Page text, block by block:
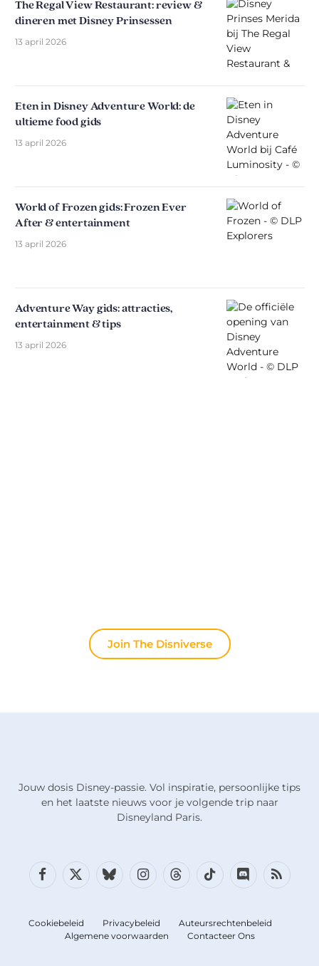
The Regal View Restaurant: review &
dineren met Disney Prinsessen
13 april 2026
Eten in Disney Adventure World: de
ultieme food gids
13 april 2026
World of Frozen gids: Frozen Ever
After & entertainment
13 april 2026
Adventure Way gids: attracties,
entertainment & tips
13 april 2026
Join The Disniverse
Jouw dosis Disney-passie. Vol inspiratie, persoonlijke tips
en het laatste nieuws voor je volgende trip naar
Disneyland Paris.
Facebook
X
BlueskyInstagramDradenTikTokDiscordRSS
Cookiebeleid Privacybeleid
Auteursrechtenbeleid
Algemene voorwaarden
Contacteer Ons